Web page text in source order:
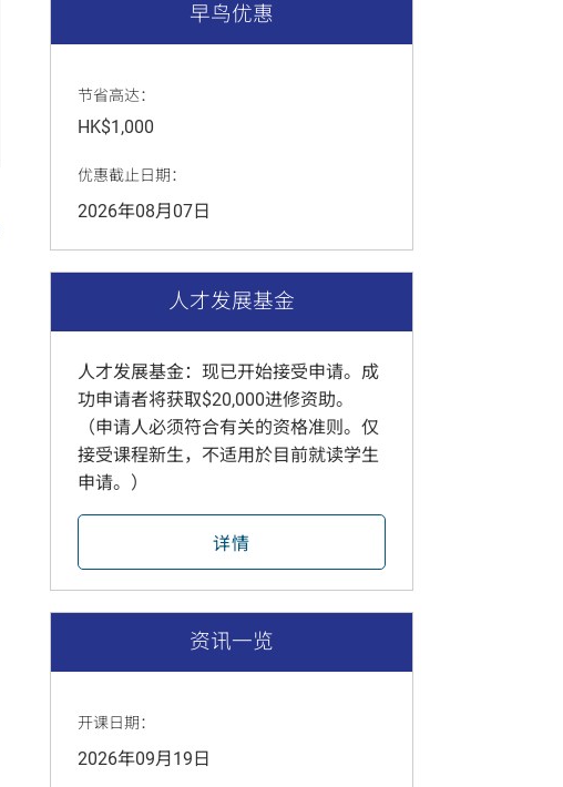
早鸟优惠
节省高达：
HK$1,000
优惠截止日期：
2026年08月07日
人才发展基金
人才发展基金：现已开始接受申请。成
功申请者将获取$20,000进修资助。
（申请人必须符合有关的资格准则。仅
接受课程新生，不适用於目前就读学生
申请。）
详情
资讯一览
开课日期：
2026年09月19日